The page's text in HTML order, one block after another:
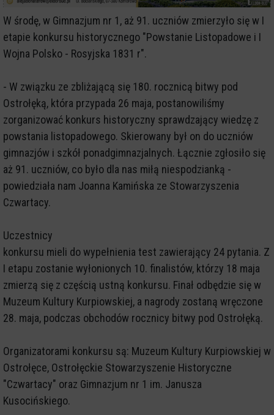
W środę, w Gimnazjum nr 1, aż 91. uczniów zmierzyło się w I
etapie konkursu historycznego "Powstanie Listopadowe i I
Wojna Polsko - Rosyjska 1831 r".
- W związku ze zbliżającą się 180. rocznicą bitwy pod
Ostrołęką, która przypada 26 maja, postanowiliśmy
zorganizować konkurs historyczny sprawdzający wiedzę z
powstania listopadowego. Skierowany był on do uczniów
gimnazjów i szkół ponadgimnazjalnych. Łącznie zgłosiło się
aż 91. uczniów, co było dla nas miłą niespodzianką -
powiedziała nam Joanna Kamińska ze Stowarzyszenia
Czwartacy.
Uczestnicy
konkursu mieli do wypełnienia test zawierający 24 pytania. Z
I etapu zostanie wyłonionych 10. finalistów, którzy 18 maja
zmierzą się z częścią ustną konkursu. Finał odbędzie się w
Muzeum Kultury Kurpiowskiej, a nagrody zostaną wręczone
28. maja, podczas obchodów rocznicy bitwy pod Ostrołęką.
Organizatorami konkursu są: Muzeum Kultury Kurpiowskiej w
Ostrołęce, Ostrołęckie Stowarzyszenie Historyczne
"Czwartacy" oraz Gimnazjum nr 1 im. Janusza
Kusocińskiego.